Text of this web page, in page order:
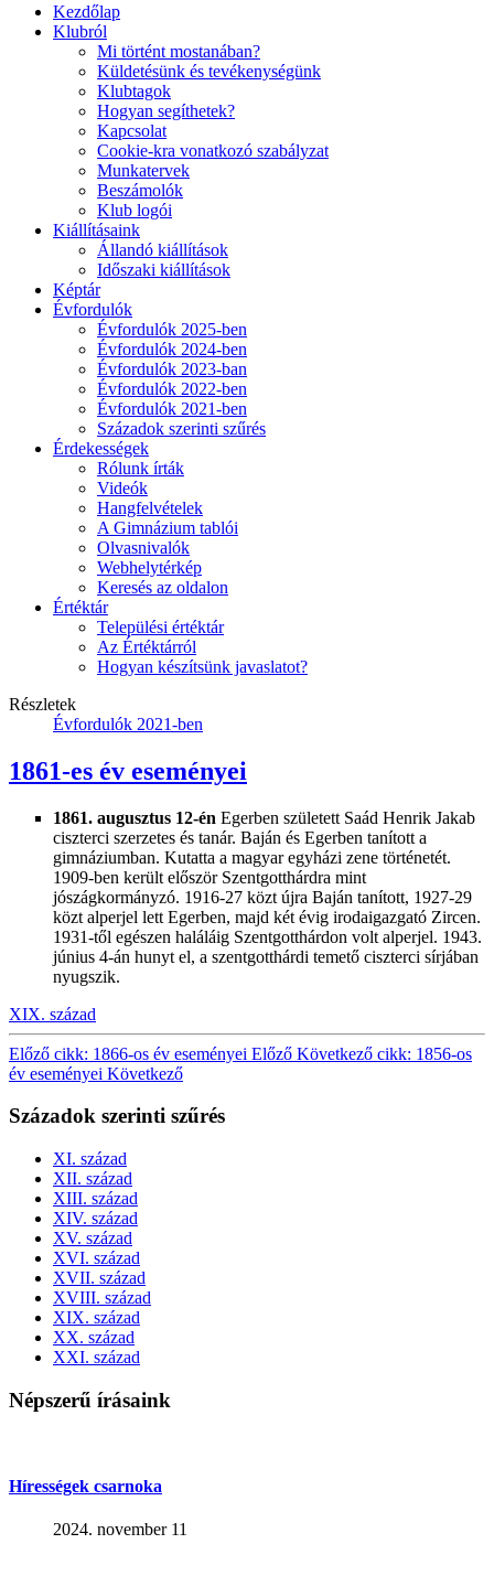
Kezdőlap
Klubról
Mi történt mostanában?
Küldetésünk és tevékenységünk
Klubtagok
Hogyan segíthetek?
Kapcsolat
Cookie-kra vonatkozó szabályzat
Munkatervek
Beszámolók
Klub logói
Kiállításaink
Állandó kiállítások
Időszaki kiállítások
Képtár
Évfordulók
Évfordulók 2025-ben
Évfordulók 2024-ben
Évfordulók 2023-ban
Évfordulók 2022-ben
Évfordulók 2021-ben
Századok szerinti szűrés
Érdekességek
Rólunk írták
Videók
Hangfelvételek
A Gimnázium tablói
Olvasnivalók
Webhelytérkép
Keresés az oldalon
Értéktár
Települési értéktár
Az Értéktárról
Hogyan készítsünk javaslatot?
Részletek
Évfordulók 2021-ben
1861-es év eseményei
1861. augusztus 12-én Egerben született Saád Henrik Jakab
ciszterci szerzetes és tanár. Baján és Egerben tanított a
gimnáziumban. Kutatta a magyar egyházi zene történetét.
1909-ben került először Szentgotthárdra mint
jószágkormányzó. 1916-27 közt újra Baján tanított, 1927-29
közt alperjel lett Egerben, majd két évig irodaigazgató Zircen.
1931-től egészen haláláig Szentgotthárdon volt alperjel. 1943.
június 4-án hunyt el, a szentgotthárdi temető ciszterci sírjában
nyugszik.
XIX. század
Előző cikk: 1866-os év eseményei Előző Következő cikk: 1856-os
év eseményei Következő
Századok szerinti szűrés
XI. század
XII. század
XIII. század
XIV. század
XV. század
XVI. század
XVII. század
XVIII. század
XIX. század
XX. század
XXI. század
Népszerű írásaink
Hírességek csarnoka
2024. november 11